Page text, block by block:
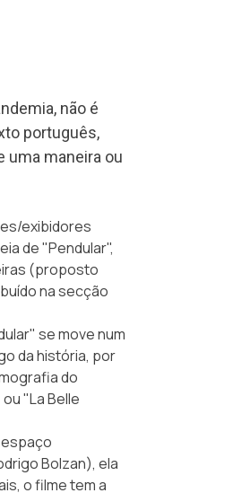
não é
português,
uma maneira ou
exibidores
de "Pendular",
(proposto
na secção
se move num
da história, por
do
"La Belle
Bolzan), ela
o filme tem a